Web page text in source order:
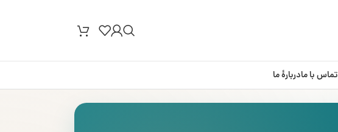
تماس با مادربارۀ‌ ما